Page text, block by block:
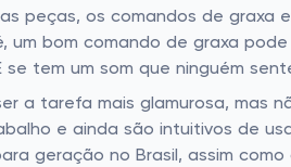
peças, os comandos de
um bom comando de graxa
tem um som que ninguém
a tarefa mais glamurosa, mas
e ainda são intuitivos de
geração no Brasil, assim